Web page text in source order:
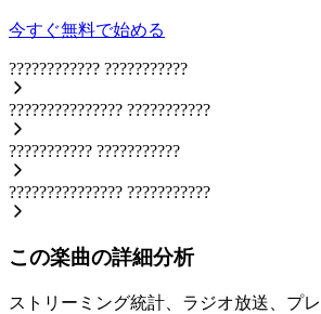
今すぐ無料で始める
???????????? ???????????
??????????????? ???????????
??????????? ???????????
??????????????? ???????????
この楽曲の詳細分析
ストリーミング統計、ラジオ放送、プ